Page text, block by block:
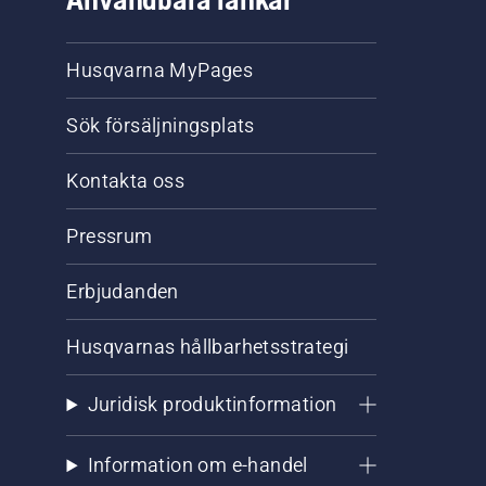
Husqvarna MyPages
Sök försäljningsplats
Kontakta oss
Pressrum
Erbjudanden
Husqvarnas hållbarhetsstrategi
Juridisk produktinformation
Information om e-handel